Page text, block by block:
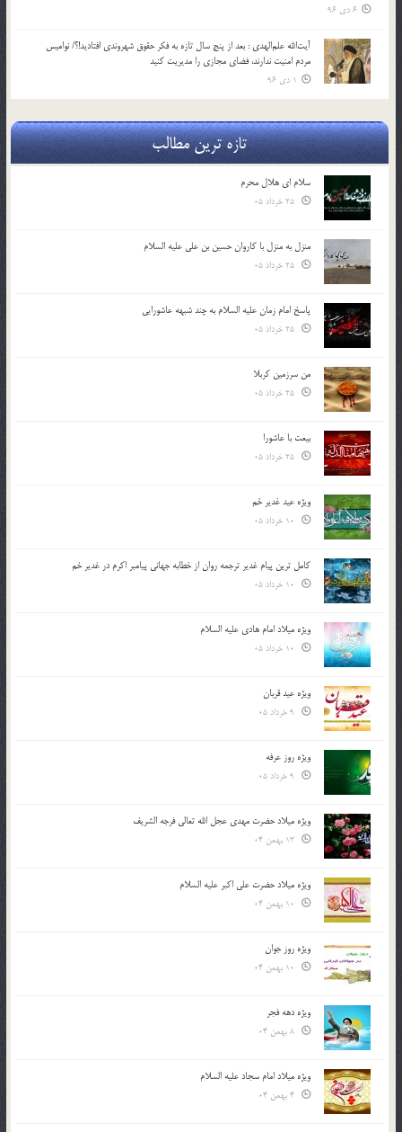
6 دی 96
آیت‌الله علم‌الهدی : بعد از پنج سال تازه به فکر حقوق شهروندی افتادید!؟/ نوامیس
مردم امنیت ندارند، فضای مجازی را مدیریت کنید
1 دی 96
تازه ترین مطالب
سلام ای هلال محرم
منزل به منزل با کاروان حسین بن علی علیه السلام
پاسخ امام زمان علیه السلام به چند شبهه عاشورایی
من سرزمین کربلا
بیعت با عاشورا
ویژه عید غدیر خم
کامل ترین پیام غدیر ترجمه روان از خطابه جهانی پیامبر اکرم در غدیر خم
ویژه میلاد امام هادی علیه السلام
ویژه عید قربان
ویژه روز عرفه
ویژه میلاد حضرت مهدی عجل الله تعالی فرجه الشريف
ویژه میلاد حضرت علی اکبر علیه السلام
ویژه روز جوان
ویژه دهه فجر
ویژه میلاد امام سجاد علیه السلام